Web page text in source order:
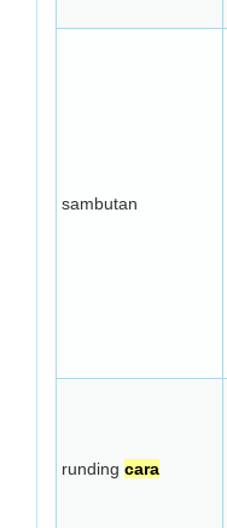
sambutan
runding cara